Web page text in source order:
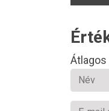
Átlagos